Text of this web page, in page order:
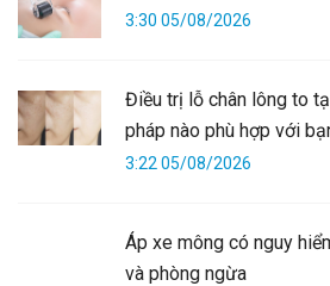
3:30 05/08/2026
Điều trị lỗ chân lông to
pháp nào phù hợp với
3:22 05/08/2026
Áp xe mông có nguy
và phòng ngừa